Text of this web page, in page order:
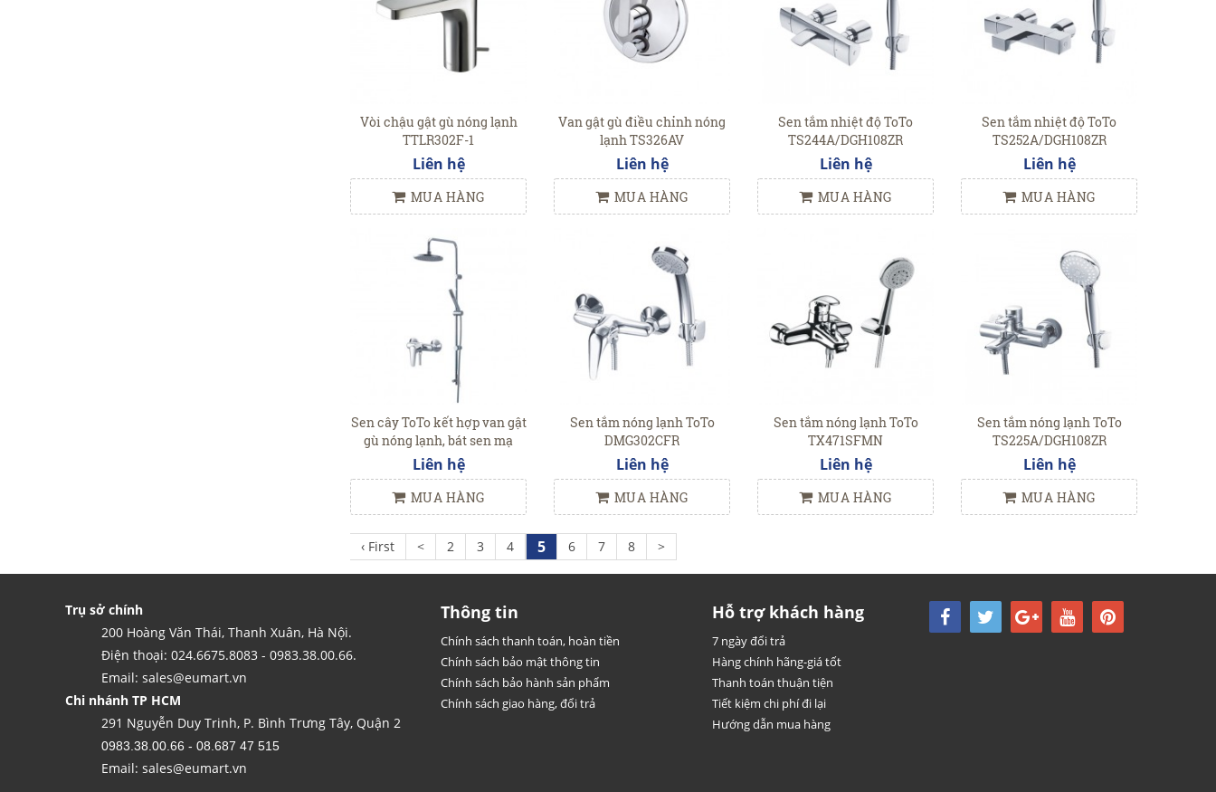
Vòi chậu gật gù nóng lạnh
TTLR302F-1
Liên hệ
MUA HÀNG
Van gật gù điều chỉnh nóng
lạnh TS326AV
Liên hệ
MUA HÀNG
Sen tắm nhiệt độ ToTo
TS244A/DGH108ZR
Liên hệ
MUA HÀNG
Sen tắm nhiệt độ ToTo
TS252A/DGH108ZR
Liên hệ
MUA HÀNG
Sen cây ToTo kết hợp van gật
gù nóng lạnh, bát sen mạ
DM906CFR/DM345
Liên hệ
MUA HÀNG
Sen tắm nóng lạnh ToTo
DMG302CFR
Liên hệ
MUA HÀNG
Sen tắm nóng lạnh ToTo
TX471SFMN
Liên hệ
MUA HÀNG
Sen tắm nóng lạnh ToTo
TS225A/DGH108ZR
Liên hệ
MUA HÀNG
‹ First < 2 3 4 5 6 7 8 >
Trụ sở chính
200 Hoàng Văn Thái, Thanh Xuân, Hà Nội.
Điện thoại: 024.6675.8083 - 0983.38.00.66.
Email: sales@eumart.vn
Chi nhánh TP HCM
291 Nguyễn Duy Trinh, P. Bình Trưng Tây, Quận 2
0983.38.00.66 - 08.687 47 515
Email: sales@eumart.vn
Thông tin
Chính sách thanh toán, hoàn tiền
Chính sách bảo mật thông tin
Chính sách bảo hành sản phẩm
Chính sách giao hàng, đổi trả
Hỗ trợ khách hàng
7 ngày đổi trả
Hàng chính hãng-giá tốt
Thanh toán thuận tiện
Tiết kiệm chi phí đi lại
Hướng dẫn mua hàng